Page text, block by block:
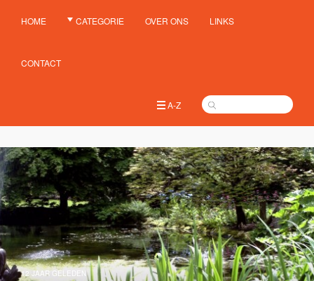
HOME CATEGORIE OVER ONS LINKS
CONTACT
A-Z
12 JAAR GELEDEN